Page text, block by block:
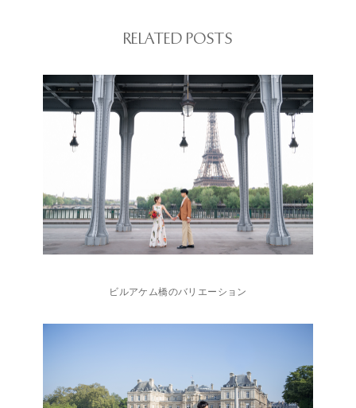
RELATED POSTS
ビルアケム橋のバリエーション